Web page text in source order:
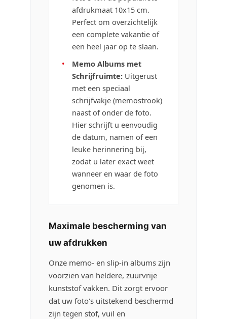
afdrukmaat 10x15 cm.
Perfect om overzichtelijk
een complete vakantie of
een heel jaar op te slaan.
•
Memo Albums met
Schrijfruimte: Uitgerust
met een speciaal
schrijfvakje (memostrook)
naast of onder de foto.
Hier schrijft u eenvoudig
de datum, namen of een
leuke herinnering bij,
zodat u later exact weet
wanneer en waar de foto
genomen is.
Maximale bescherming van
uw afdrukken
Onze memo- en slip-in albums zijn
voorzien van heldere, zuurvrije
kunststof vakken. Dit zorgt ervoor
dat uw foto's uitstekend beschermd
zijn tegen stof, vuil en